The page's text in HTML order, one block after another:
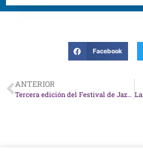
Facebook
ANTERIOR
Tercera edición del Festival de Jazz UCT cerró.